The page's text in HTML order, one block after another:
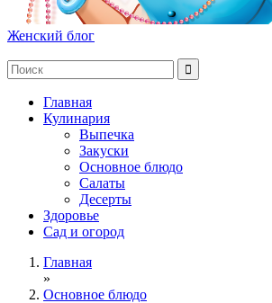
Женский блог
Главная
Кулинария
Выпечка
Закуски
Основное блюдо
Салаты
Десерты
Здоровье
Сад и огород
Главная
»
Основное блюдо